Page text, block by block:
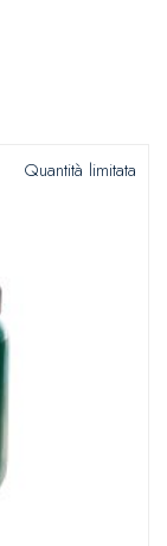
Quantità limitata